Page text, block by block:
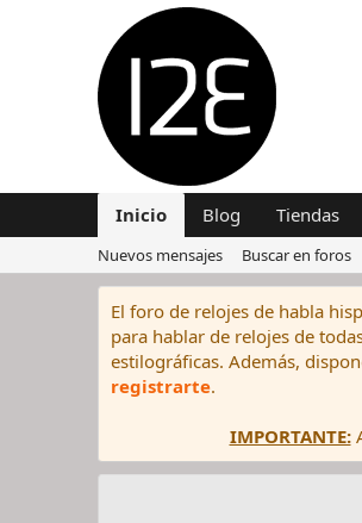
Inicio Blog Tiendas
Nuevos mensajes Buscar en foros
El foro de relojes de habla
para hablar de relojes de
estilográficas. Además,
registrarte.
IMPORTANTE: